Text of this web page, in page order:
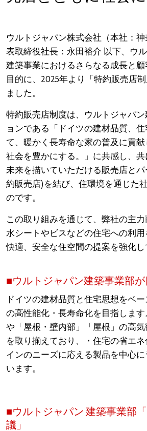
ウルトジャパン株式会社（本社：
表取締役社長：永田裕介 以下、ウ
建築事業におけるさらなる成長と
目的に、2025年より「特約販売店
ました。
特約販売店制度は、ウルトジャパ
ョンである「ドイツの建材品質、
て、暖かく長寿命な家の普及に貢献
社会を豊かにする。」に共感し、
未来を描いていただける販売店と
約販売店)を結び、住環境を通じた
のです。
この取り組みを通じて、弊社の主
水シートやビスなどの住宅への利
快適、安全な住空間の提案を強化し
■ウルトジャパン建築事業部
ドイツの建材品質と住宅思想をベ
の高性能化・長寿命化を目指します
や「屋根・壁内部」「屋根」の高
を取り揃えており、・住宅の省エ
インのニーズに応える製品を中心
います。
■ウルトジャパン 建築事業部
議」